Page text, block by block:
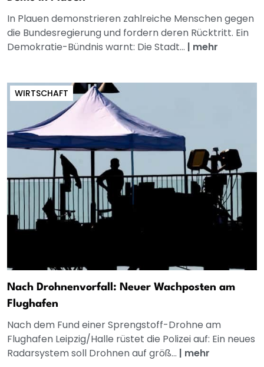
In Plauen demonstrieren zahlreiche Menschen gegen
die Bundesregierung und fordern deren Rücktritt. Ein
Demokratie-Bündnis warnt: Die Stadt... | mehr
WIRTSCHAFT
Nach Drohnenvorfall: Neuer Wachposten am
Flughafen
Nach dem Fund einer Sprengstoff-Drohne am
Flughafen Leipzig/Halle rüstet die Polizei auf: Ein neues
Radarsystem soll Drohnen auf größ... | mehr